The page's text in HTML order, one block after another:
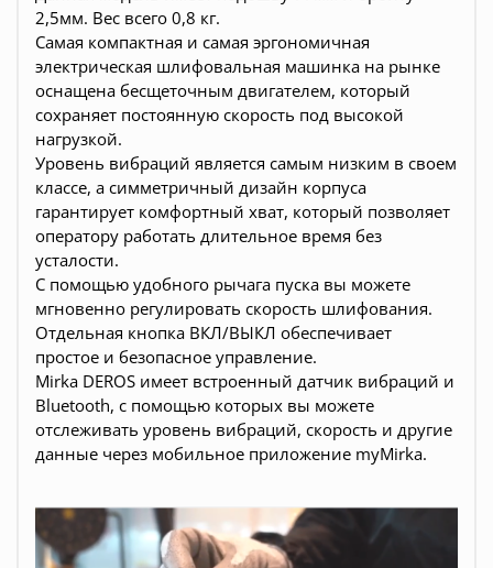
2,5мм. Вес всего 0,8 кг.
Самая компактная и самая эргономичная
электрическая шлифовальная машинка на рынке
оснащена бесщеточным двигателем, который
сохраняет постоянную скорость под высокой
нагрузкой.
Уровень вибраций является самым низким в своем
классе, а симметричный дизайн корпуса
гарантирует комфортный хват, который позволяет
оператору работать длительное время без
усталости.
С помощью удобного рычага пуска вы можете
мгновенно регулировать скорость шлифования.
Отдельная кнопка ВКЛ/ВЫКЛ обеспечивает
простое и безопасное управление.
Mirka DEROS имеет встроенный датчик вибраций и
Bluetooth, с помощью которых вы можете
отслеживать уровень вибраций, скорость и другие
данные через мобильное приложение myMirka.